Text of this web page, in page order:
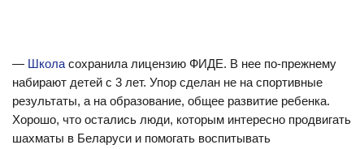
— Школа сохранила лицензию ФИДЕ. В нее по-прежнему
набирают детей с 3 лет. Упор сделан не на спортивные
результаты, а на образование, общее развитие ребенка.
Хорошо, что остались люди, которым интересно продвигать
шахматы в Беларуси и помогать воспитывать